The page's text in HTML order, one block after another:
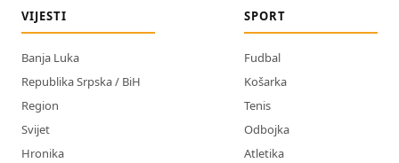
VIJESTI
Banja Luka
Republika Srpska / BiH
Region
Svijet
Hronika
SPORT
Fudbal
Košarka
Tenis
Odbojka
Atletika